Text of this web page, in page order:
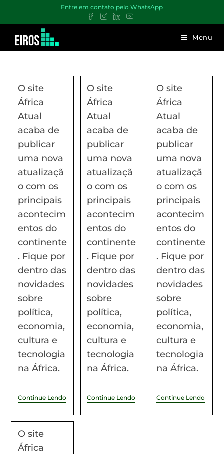
Entre em contato pelo WhatsApp
Menu
O site
África
Atual
acaba de
publicar
uma nova
atualizaçã
o com os
principais
acontecim
entos do
continente
. Fique por
dentro das
novidades
sobre
política,
economia,
cultura e
tecnologia
na África.
Continue Lendo
O site
África
Atual
acaba de
publicar
uma nova
atualizaçã
o com os
principais
acontecim
entos do
continente
. Fique por
dentro das
novidades
sobre
política,
economia,
cultura e
tecnologia
na África.
Continue Lendo
O site
África
Atual
acaba de
publicar
uma nova
atualizaçã
o com os
principais
acontecim
entos do
continente
. Fique por
dentro das
novidades
sobre
política,
economia,
cultura e
tecnologia
na África.
Continue Lendo
O site
África